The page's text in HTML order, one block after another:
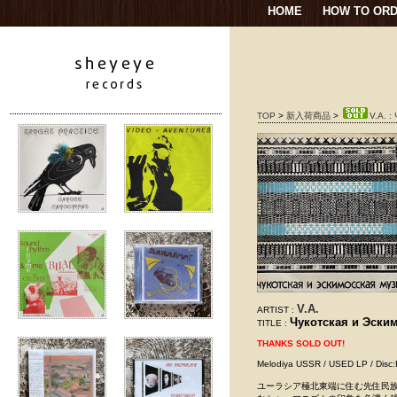
HOME HOW TO
TOP > 新入荷商品 > V.A. :
ARTIST : V.A.
TITLE : Чукотская и
THANKS SOLD OUT!
Melodiya USSR / USED LP /
ユーラシア極北東端に住む先住民